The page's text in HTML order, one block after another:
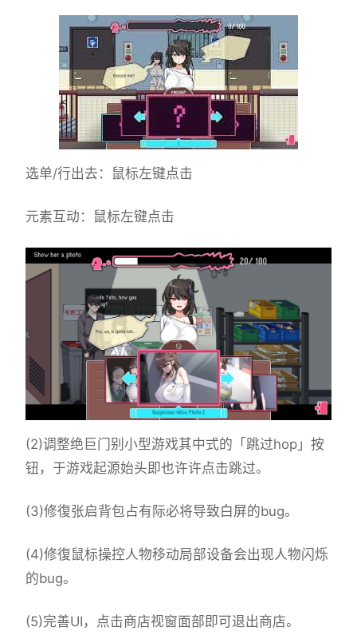
选单/行出去：鼠标左键点击
元素互动：鼠标左键点击
(2)调整绝巨门别小型游戏其中式的「跳过hop」按
钮，于游戏起源始头即也许许点击跳过。
(3)修復张启背包占有际必将导致白屏的bug。
(4)修復鼠标操控人物移动局部设备会出现人物闪烁
的bug。
(5)完善UI，点击商店视窗面部即可退出商店。